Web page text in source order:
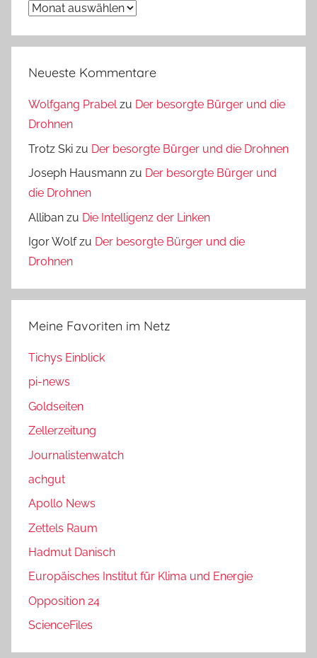
Archiv
Neueste Kommentare
Wolfgang Prabelzu Der besorgte Bürger und die
Drohnen
Trotz Ski zu Der besorgte Bürger und die Drohnen
Joseph Hausmann zu Der besorgte Bürger und
die Drohnen
Alliban zu Die Intelligenz der Linken
Igor Wolfzu Der besorgte Bürger und die
Drohnen
Meine Favoriten im Netz
Tichys Einblick
pi-news
Goldseiten
Zellerzeitung
Journalistenwatch
achgut
Apollo News
Zettels Raum
Hadmut Danisch
Europäisches Institut für Klima und Energie
Opposition 24
ScienceFiles